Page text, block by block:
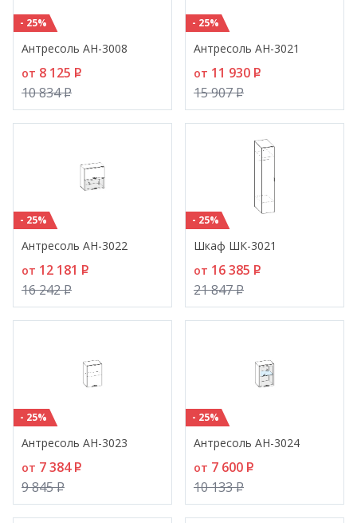
- 25%
Антресоль АН-3008
от 8 125 P
10 834P
- 25%
Антресоль АН-3021
от 11 930 P
15 907P
- 25%
Антресоль АН-3022
от 12 181 P
16 242P
- 25%
Шкаф ШК-3021
от 16 385 P
21 847P
- 25%
Антресоль АН-3023
от 7 384P
9 845P
- 25%
Антресоль АН-3024
от 7 600 P
10 133P